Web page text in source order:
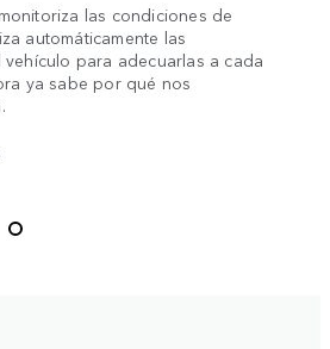
las condiciones de
automáticamente las
para adecuarlas a cada
ya sabe por qué nos